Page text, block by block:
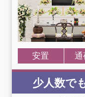
安置 通
少人数で